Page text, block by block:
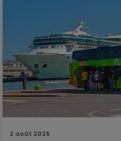
2 août 2026